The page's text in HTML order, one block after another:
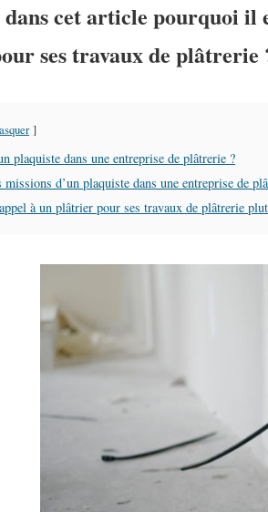
cet article pourquoi il
sestravauxde plâtrerie
plaquiste dans une entreprise de plâtrerie ?
missions d’un plaquiste dans une entreprise de
à un plâtrier pour ses travaux de plâtrerie